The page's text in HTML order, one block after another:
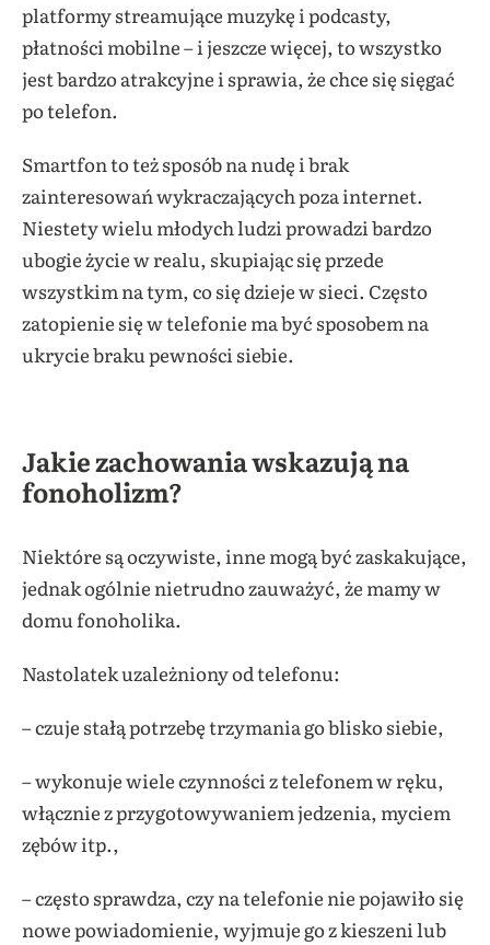
platformy streamujące muzykę i podcasty,
płatności mobilne – i jeszcze więcej, to wszystko
jest bardzo atrakcyjne i sprawia, że chce się sięgać
po telefon.
Smartfon to też sposób na nudę i brak
zainteresowań wykraczających poza internet.
Niestety wielu młodych ludzi prowadzi bardzo
ubogie życie w realu, skupiając się przede
wszystkim na tym, co się dzieje w sieci. Często
zatopienie się w telefonie ma być sposobem na
ukrycie braku pewności siebie.
Jakie zachowania wskazują na
fonoholizm?
Niektóre są oczywiste, inne mogą być zaskakujące,
jednak ogólnie nietrudno zauważyć, że mamy w
domu fonoholika.
Nastolatek uzależniony od telefonu:
– czuje stałą potrzebę trzymania go blisko siebie,
– wykonuje wiele czynności z telefonem w ręku,
włącznie z przygotowywaniem jedzenia, myciem
zębów itp.,
– często sprawdza, czy na telefonie nie pojawiło się
nowe powiadomienie, wyjmuje go z kieszeni lub